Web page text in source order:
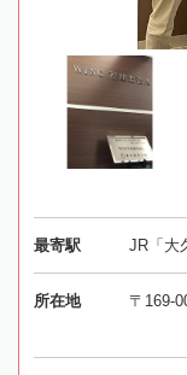
最寄駅 JR「大
所在地 〒169-